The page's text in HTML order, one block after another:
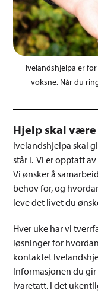
Ivelandshjelpa er
voksne. Når du
Hjelp skal
Ivelandshjelpa skal
står i. Vi er opptatt
Vi ønsker å
behov for, og
leve det livet du
Hver uke har vi
løsninger for
kontaktet
Informasjonen du
ivaretatt. I det